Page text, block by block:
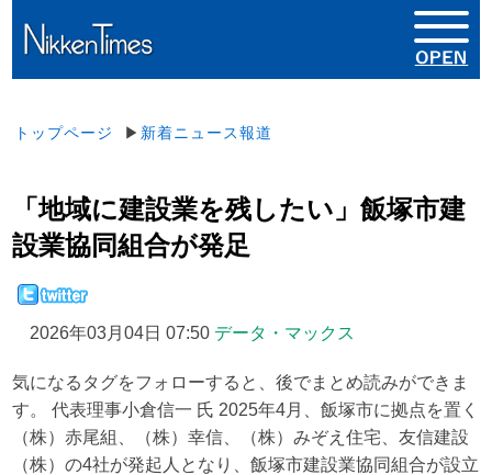
トップページ ▶ 新着ニュース報道
「地域に建設業を残したい」飯塚市建
設業協同組合が発足
2026年03月04日 07:50 データ・マックス
気になるタグをフォローすると、後でまとめ読みができま
す。 代表理事小倉信一 氏 2025年4月、飯塚市に拠点を置く
（株）赤尾組、（株）幸信、（株）みぞえ住宅、友信建設
（株）の4社が発起人となり、飯塚市建設業協同組合が設立